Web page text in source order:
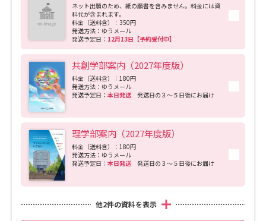
ネット出願のため、紙の願書を含みません。料金には資
料代が含まれます。
料金（送料含）：350円
発送方法：ゆうメール
発送予定日： 12月13日【予約受付中】
共創学部案内（2027年度版）
料金（送料含）：180円
発送方法：ゆうメール
発送予定日： 本日発送 発送日の３～５日後にお届け
理学部案内（2027年度版）
料金（送料含）：180円
発送方法：ゆうメール
発送予定日： 本日発送 発送日の３～５日後にお届け
他2件の資料を表示